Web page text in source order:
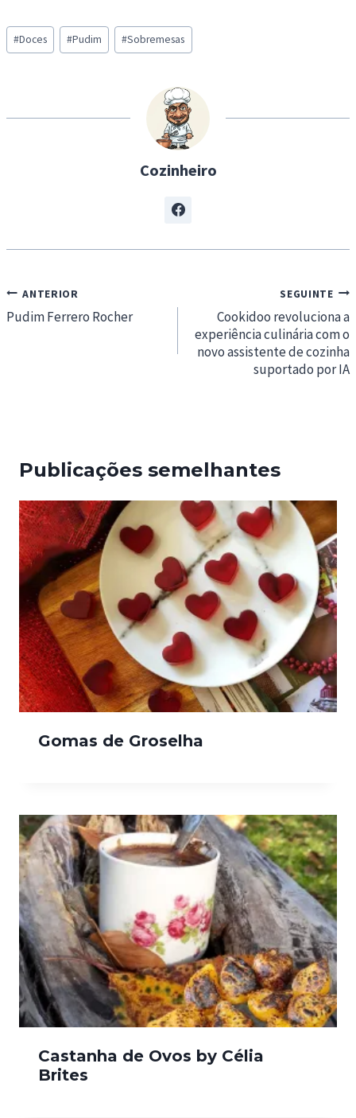
d
i
…
Post
Tags:
#Doces #Pudim #Sobremesas
Cozinheiro
Navegação
de
ANTERIOR
Pudim Ferrero Rocher
SEGUINTE
Cookidoo revoluciona a
experiência culinária com o
novo assistente de cozinha
suportado por IA
Publicações semelhantes
Gomas de Groselha
Castanha de Ovos by Célia
Brites